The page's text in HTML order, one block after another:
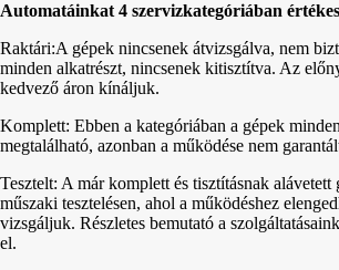
Automatáinkat 4 szervizkategóriában
Raktári:A gépek nincsenek átvizsgálva, nem
minden alkatrészt, nincsenek kitisztítva. Az
kedvező áron kínáljuk.
Komplett: Ebben a kategóriában a gépek
megtalálható, azonban a működése nem
Tesztelt: A már komplett és tisztításnak alávetett
műszaki tesztelésen, ahol a működéshez
vizsgáljuk. Részletes bemutató a
el.